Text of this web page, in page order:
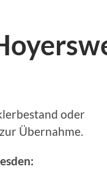
oder
Übernahme.